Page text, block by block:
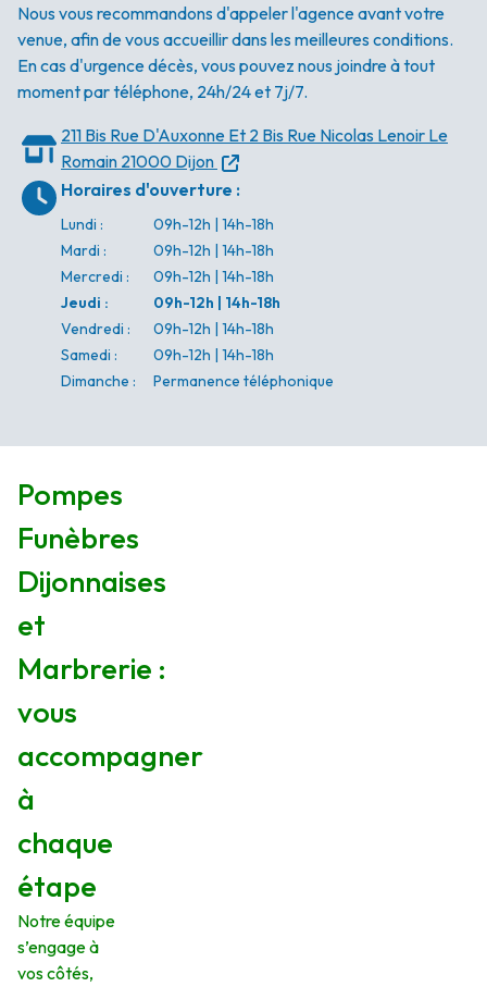
Nous vous recommandons d'appeler l'agence avant votre
venue, afin de vous accueillir dans les meilleures conditions.
En cas d'urgence décès, vous pouvez nous joindre à tout
moment par téléphone, 24h/24 et 7j/7.
211 Bis Rue D'Auxonne Et 2 Bis Rue Nicolas Lenoir Le
Romain 21000 Dijon
Horaires d'ouverture :
Lundi :
09h-12h | 14h-18h
Mardi :
09h-12h | 14h-18h
Mercredi :
09h-12h | 14h-18h
Jeudi :
09h-12h | 14h-18h
Vendredi :
09h-12h | 14h-18h
Samedi :
09h-12h | 14h-18h
Dimanche : Permanence téléphonique
Pompes
Funèbres
Dijonnaises
et
Marbrerie :
vous
accompagner
à
chaque
étape
Notre équipe
s’engage à
vos côtés,